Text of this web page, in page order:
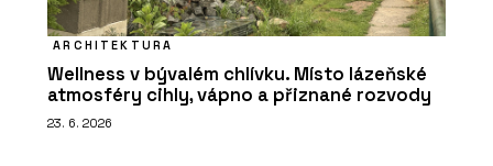
ARCHITEKTURA
Wellness v bývalém chlívku. Místo lázeňské
atmosféry cihly, vápno a přiznané rozvody
23. 6. 2026